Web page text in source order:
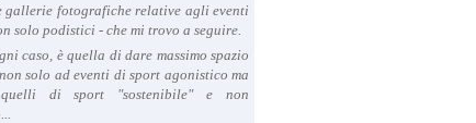
gallerie fotografiche relative agli eventi
solo podistici - che mi trovo a seguire.
caso, è quella di dare massimo spazio
solo ad eventi di sport agonistico ma
di sport "sostenibile" e non